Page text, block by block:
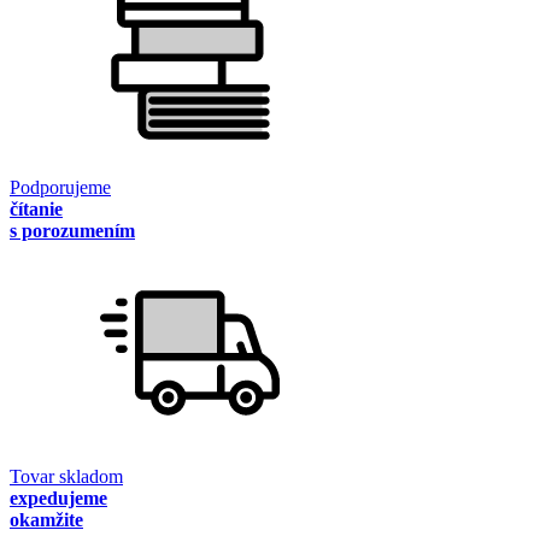
Podporujeme
čítanie
s porozumením
Tovar skladom
expedujeme
okamžite